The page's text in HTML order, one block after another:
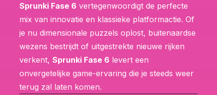
Sprunki Fase 6 vertegenwoordigt de perfecte
mix van innovatie en klassieke platformactie. Of
je nu dimensionale puzzels oplost, buitenaardse
wezens bestrijdt of uitgestrekte nieuwe rijken
verkent, Sprunki Fase 6 levert een
onvergetelijke game-ervaring die je steeds weer
terug zal laten komen.